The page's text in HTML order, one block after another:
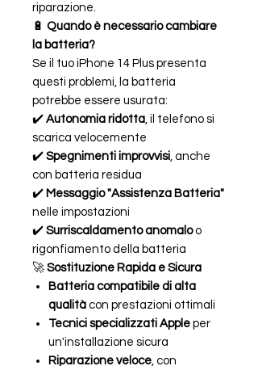
riparazione.
🔋 Quando è necessario cambiare
la batteria?
Se il tuo iPhone 14 Plus presenta
questi problemi, la batteria
potrebbe essere usurata:
✔️ Autonomia ridotta , il telefono si
scarica velocemente
✔️ Spegnimenti improvvisi , anche
con batteria residua
✔️ Messaggio "Assistenza Batteria"
nelle impostazioni
✔️ Surriscaldamento anomaloo
rigonfiamento della batteria
🚀 Sostituzione Rapida e Sicura
Batteria compatibile di alta
qualità con prestazioni ottimali
Tecnici specializzati Apple per
un'installazione sicura
Riparazione veloce , con